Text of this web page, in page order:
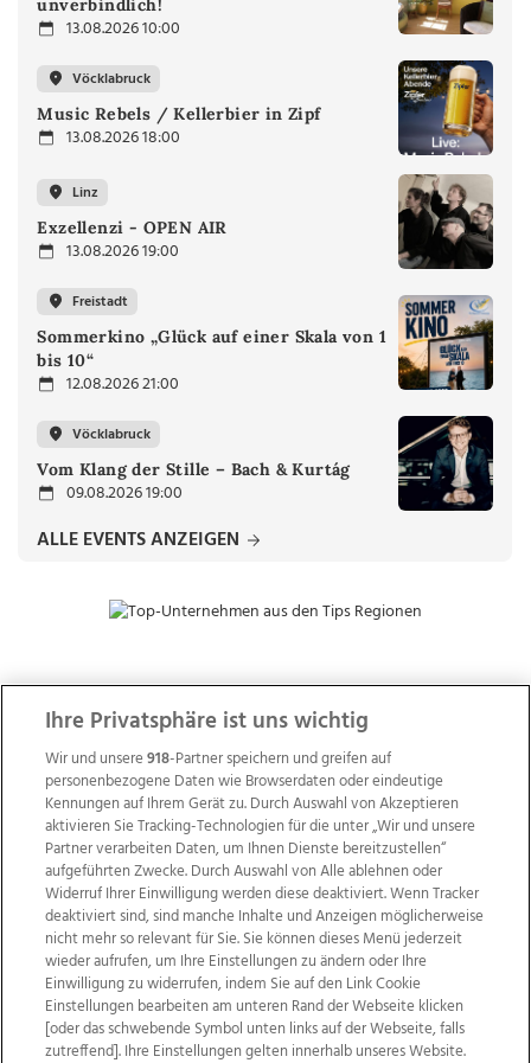
unverbindlich!
13.08.2026 10:00
Vöcklabruck
Music Rebels / Kellerbier in Zipf
13.08.2026 18:00
Linz
Exzellenzi - OPEN AIR
13.08.2026 19:00
Freistadt
Sommerkino „Glück auf einer Skala von 1
bis 10“
12.08.2026 21:00
Vöcklabruck
Vom Klang der Stille – Bach & Kurtág
09.08.2026 19:00
ALLE EVENTS ANZEIGEN
ZUR NACHRICHTENÜBERSICHT
Wir über uns Mediadaten Kontakt
Jobs
Datenschutz
Impressum AGB Anzeigekunden
Ihre Privatsphäre ist uns wichtig
Wir und unsere918-Partner speichern und greifen auf
personenbezogene Daten wie Browserdaten oder eindeutige
Kennungen auf Ihrem Gerät zu. Durch Auswahl von Akzeptieren
aktivieren Sie Tracking-Technologien für die unter „Wir und unsere
Partner verarbeiten Daten, um Ihnen Dienste bereitzustellen“
aufgeführten Zwecke. Durch Auswahl von Alle ablehnen oder
Widerruf Ihrer Einwilligung werden diese deaktiviert. Wenn Tracker
deaktiviert sind, sind manche Inhalte und Anzeigen möglicherweise
nicht mehr so relevant für Sie. Sie können dieses Menü jederzeit
wieder aufrufen, um Ihre Einstellungen zu ändern oder Ihre
Einwilligung zu widerrufen, indem Sie auf den Link Cookie
Einstellungen bearbeiten am unteren Rand der Webseite klicken
[oder das schwebende Symbol unten links auf der Webseite, falls
zutreffend]. Ihre Einstellungen gelten innerhalb unseres Website.